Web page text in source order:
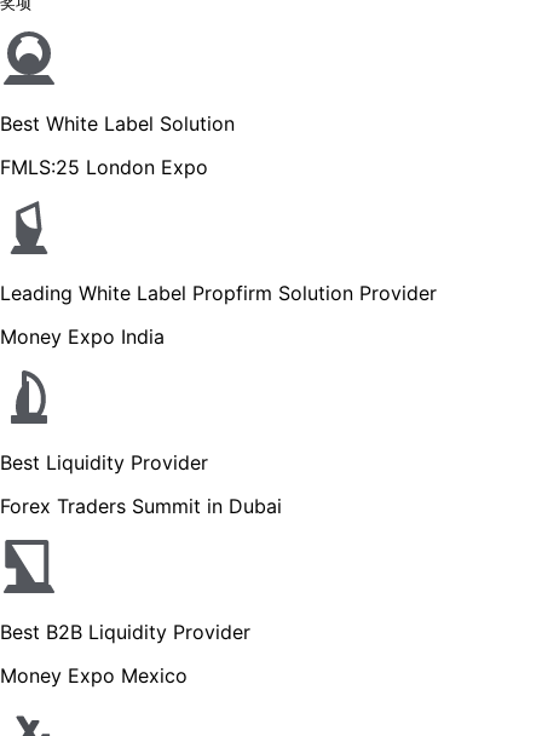
Best White Label Solution
FMLS:25 London Expo
Leading White Label Propfirm Solution Provider
Money Expo India
Best Liquidity Provider
Forex Traders Summit in Dubai
Best B2B Liquidity Provider
Money Expo Mexico